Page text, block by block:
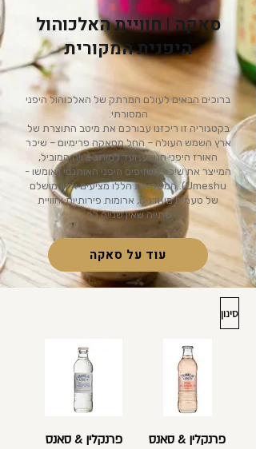
סאקה | חוויית האלכוהול
היפנית המקורית
ברוכים הבאים לעולם המרתק של האלכוהול היפני
המסורתי.
בקטגוריה זו ריכזנו עבורכם את מיטב התוצרת של
ארץ השמש העולה – החל מסאקה פרימיום – שיכר
האורז היפני הנודע, ועד למותג צ'ויה המוביל,
המייצר את שיכר השזיפים היפני האותנטי (אומשו -
Umeshu). המשקאות הללו מציעים איזון מושלם
של טעמים מעודנים, ארומות פירותיות וחוויית
שתייה שאין שנייה לה.
עוד על סאקה
סינון
פרנקלין & סאנס
פרנקלין & סאנס